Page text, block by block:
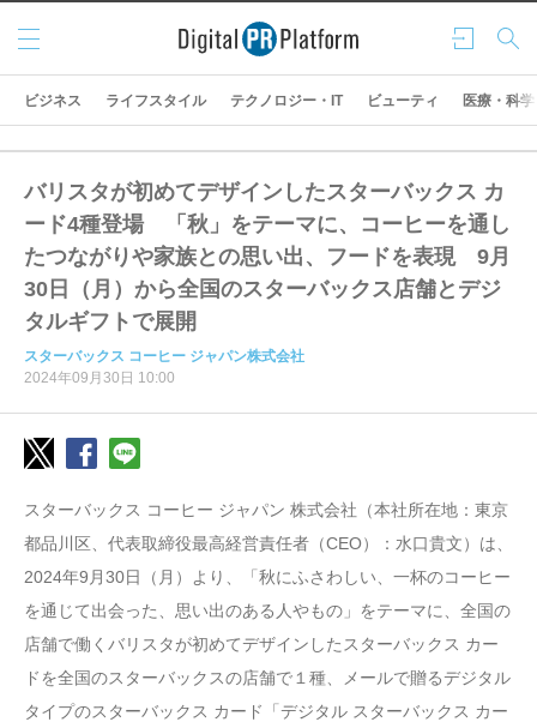
ログ
イン
検索
メニ
ュー
ビジネス ライフスタイル テクノロジー・IT ビューティ 医療・科学
バリスタが初めてデザインしたスターバックス カ
ード4種登場 「秋」をテーマに、コーヒーを通し
たつながりや家族との思い出、フードを表現 9月
30日（月）から全国のスターバックス店舗とデジ
タルギフトで展開
スターバックス コーヒー ジャパン株式会社
2024年09月30日 10:00
スターバックス コーヒー ジャパン 株式会社（本社所在地：東京
都品川区、代表取締役最高経営責任者（CEO）：水口貴文）は、
2024年9月30日（月）より、「秋にふさわしい、一杯のコーヒー
を通じて出会った、思い出のある人やもの」をテーマに、全国の
店舗で働くバリスタが初めてデザインしたスターバックス カー
ドを全国のスターバックスの店舗で１種、メールで贈るデジタル
タイプのスターバックス カード「デジタル スターバックス カー